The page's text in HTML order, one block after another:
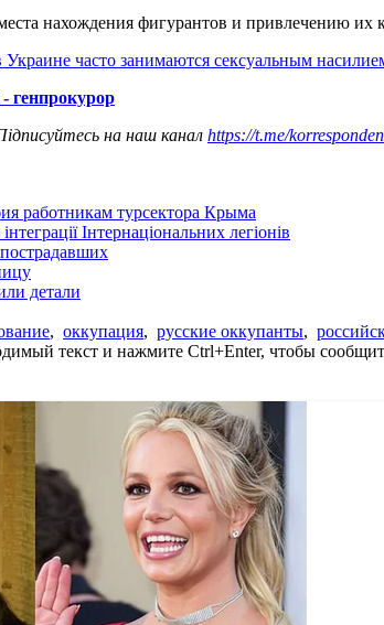
нахождения фигурантов и привлечению их
часто занимаются сексуальным
генпрокурор
на наш канал https://t.me/
работникам турсектора Крыма
Інтернаціональних легіонів
детали
, оккупация, русские оккупанты,
текст и нажмите Ctrl+Enter, чтобы